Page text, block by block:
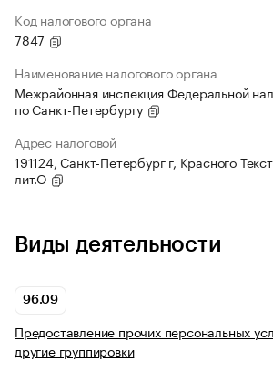
Код налогового органа
7847
Наименование налогового органа
Межрайонная инспекция Федеральной
по Санкт-Петербургу
Адрес налоговой
191124, Санкт-Петербург г, Красного
лит.О
Виды деятельности
96.09
Предоставление прочих персональных
другие группировки